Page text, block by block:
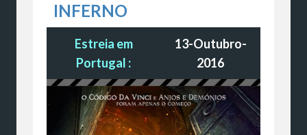
INFERNO
Estreia em
Portugal :
13-Outubro-
2016